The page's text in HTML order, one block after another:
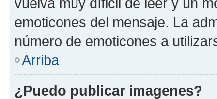
emoticones del mensaje. La
número de emoticones a
Arriba
¿Puedo publicar imagenes?